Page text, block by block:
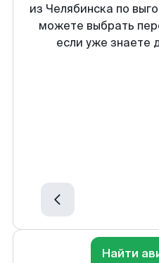
из Челябинска по
можете выбрать
если уже знаете
Найти